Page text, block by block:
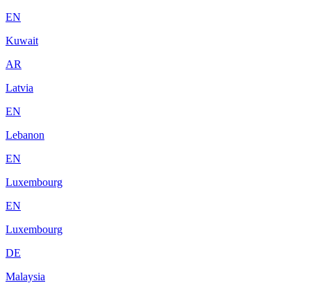
EN
Kuwait
AR
Latvia
EN
Lebanon
EN
Luxembourg
EN
Luxembourg
DE
Malaysia